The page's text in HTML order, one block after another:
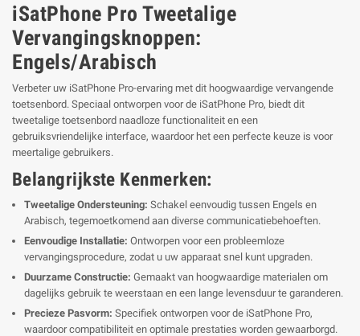
iSatPhone Pro Tweetalige
Vervangingsknoppen:
Engels/Arabisch
Verbeter uw iSatPhone Pro-ervaring met dit hoogwaardige vervangende
toetsenbord. Speciaal ontworpen voor de iSatPhone Pro, biedt dit
tweetalige toetsenbord naadloze functionaliteit en een
gebruiksvriendelijke interface, waardoor het een perfecte keuze is voor
meertalige gebruikers.
Belangrijkste Kenmerken:
Tweetalige Ondersteuning: Schakel eenvoudig tussen Engels en
Arabisch, tegemoetkomend aan diverse communicatiebehoeften.
Eenvoudige Installatie: Ontworpen voor een probleemloze
vervangingsprocedure, zodat u uw apparaat snel kunt upgraden.
Duurzame Constructie: Gemaakt van hoogwaardige materialen om
dagelijks gebruik te weerstaan ​​en een lange levensduur te garanderen.
Precieze Pasvorm: Specifiek ontworpen voor de iSatPhone Pro,
waardoor compatibiliteit en optimale prestaties worden gewaarborgd.